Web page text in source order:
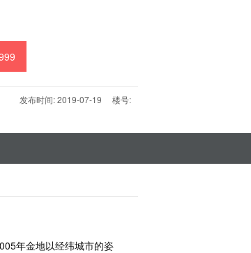
发布时间: 2019-07-19 楼号:
年金地以经纬城市的姿